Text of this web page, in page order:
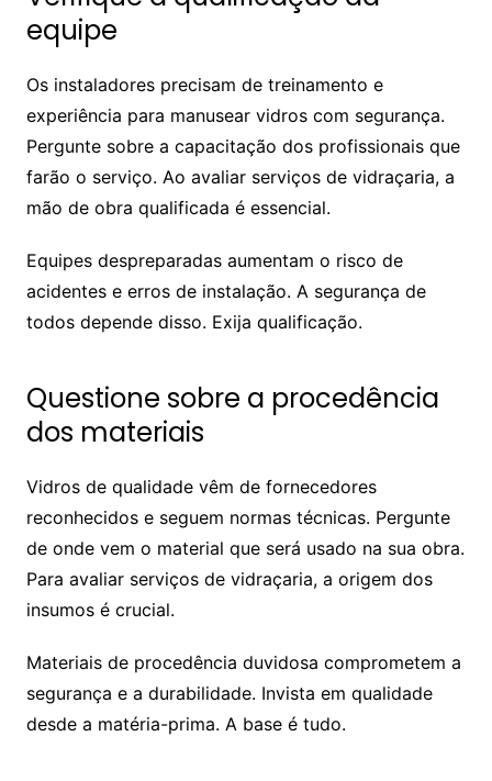
equipe
Os instaladores precisam de treinamento e
experiência para manusear vidros com segurança.
Pergunte sobre a capacitação dos profissionais que
farão o serviço. Ao avaliar serviços de vidraçaria, a
mão de obra qualificada é essencial.
Equipes despreparadas aumentam o risco de
acidentes e erros de instalação. A segurança de
todos depende disso. Exija qualificação.
Questione sobre a procedência
dos materiais
Vidros de qualidade vêm de fornecedores
reconhecidos e seguem normas técnicas. Pergunte
de onde vem o material que será usado na sua obra.
Para avaliar serviços de vidraçaria, a origem dos
insumos é crucial.
Materiais de procedência duvidosa comprometem a
segurança e a durabilidade. Invista em qualidade
desde a matéria-prima. A base é tudo.